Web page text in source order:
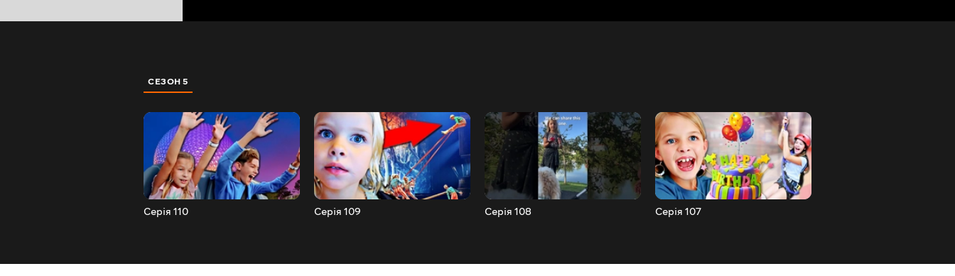
СЕЗОН 5
Серія 110 Серія 109 Серія 108 Серія 107